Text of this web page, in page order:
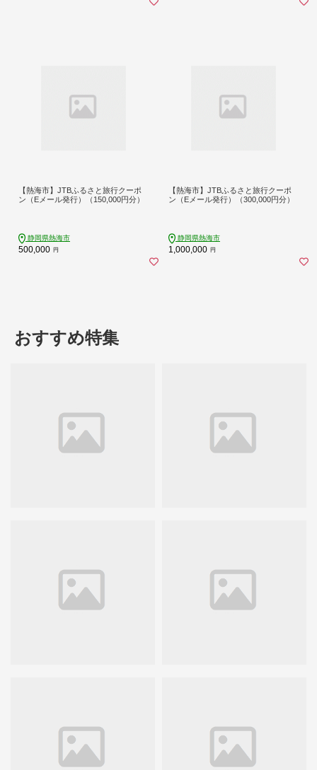
【熱海市】JTBふるさと旅行クーポ
ン（Eメール発行）（150,000円分）
静岡県熱海市
500,000 円
【熱海市】JTBふるさと旅行クーポ
ン（Eメール発行）（300,000円分）
静岡県熱海市
1,000,000 円
おすすめ特集